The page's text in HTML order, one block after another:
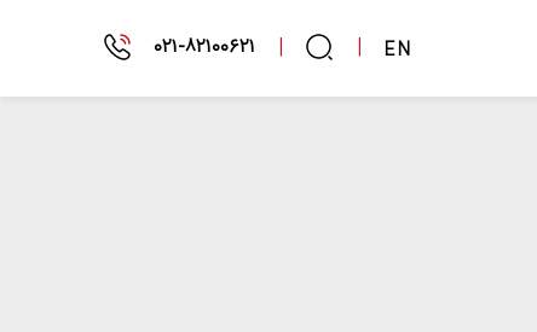
EN
|
| ۰۲۱-۸۲۱۰۰۶۲۱